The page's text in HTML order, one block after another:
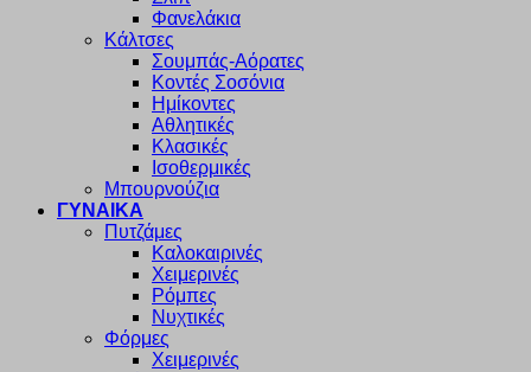
Φανελάκια
Κάλτσες
Σουμπάς-Αόρατες
Κοντές Σοσόνια
Ημίκοντες
Αθλητικές
Κλασικές
Ισοθερμικές
Μπουρνούζια
ΓΥΝΑΙΚΑ
Πυτζάμες
Καλοκαιρινές
Χειμερινές
Ρόμπες
Νυχτικές
Φόρμες
Χειμερινές